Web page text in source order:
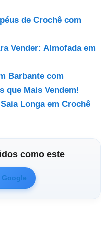
de Crochê com
Vender: Almofada em
Barbante com
que Mais Vendem!
Longa em Crochê
como este
Google